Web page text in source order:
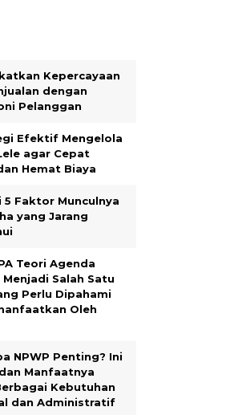
Kepercayaan
dengan
Pelanggan
Efektif Mengelola
agar Cepat
Hemat Biaya
5 Faktor Munculnya
yang Jarang
Teori Agenda
Salah Satu
Perlu Dipahami
Oleh
NPWP Penting? Ini
Manfaatnya
Kebutuhan
dan Administratif